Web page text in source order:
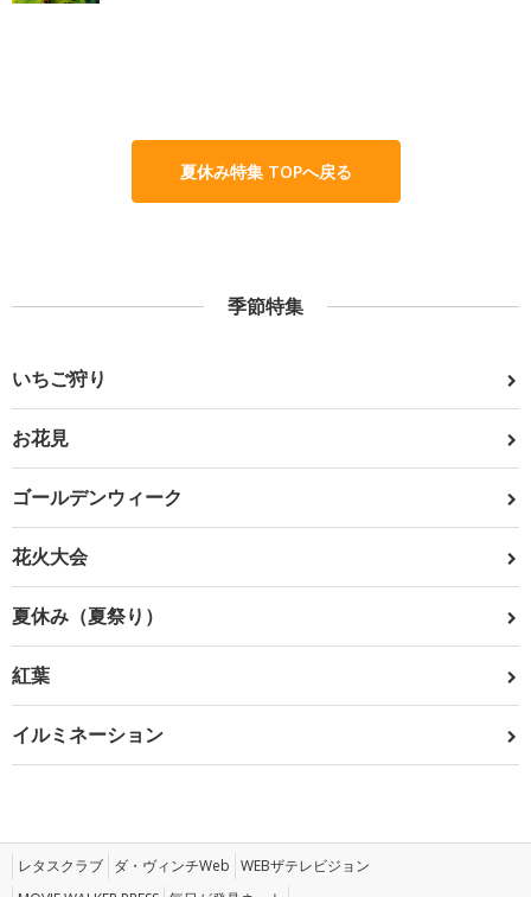
夏休み特集 TOPへ戻る
季節特集
いちご狩り
お花見
ゴールデンウィーク
花火大会
夏休み（夏祭り）
紅葉
イルミネーション
レタスクラブ ダ・ヴィンチWeb WEBザテレビジョン